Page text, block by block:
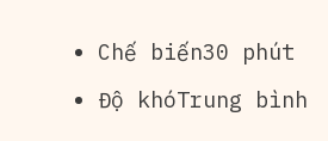
Chế biến30 phút
Độ khóTrung bình